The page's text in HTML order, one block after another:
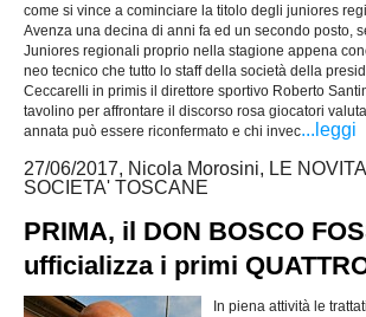
come si vince a cominciare la titolo degli juniores
Avenza una decina di anni fa ed un secondo posto,
Juniores regionali proprio nella stagione appena
neo tecnico che tutto lo staff della società della
Ceccarelli in primis il direttore sportivo Roberto
tavolino per affrontare il discorso rosa giocatori
annata può essere riconfermato e chi invec...leggi
27/06/2017, Nicola Morosini, LE
SOCIETA' TOSCANE
PRIMA, il DON BOSCO
ufficializza i primi
In piena attività le